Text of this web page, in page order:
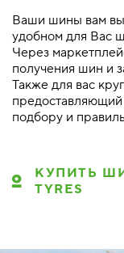
Ваши шины вам
удобном для Вас
Через
получения шин и
Также для вас
подбору и
КУПИТЬ
TYRES